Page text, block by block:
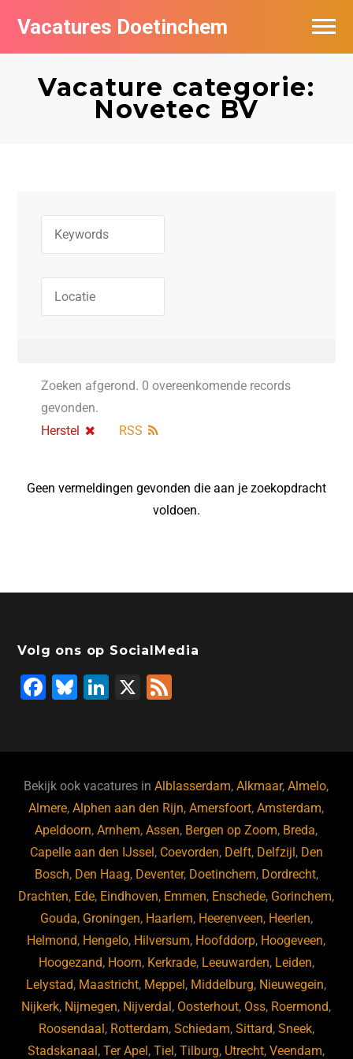
Vacatures Doetinchem
Vacature categorie:
Novetec BV
Zoeken afgerond. 0 overeenkomende records
gevonden.
Herstel
RSS
Geen vermeldingen gevonden die aan je zoekopdracht
voldoen.
Volg ons op SocialMedia
F
b
o
o
k
Bl
ky
Li
dI
n
X
Bekijk ook vacatures inAlblasserdam,Alkmaar,Almelo,
Almere,Alphen aan den Rijn,Amersfoort,Amsterdam,
Apeldoorn,Arnhem,Assen, Bergen op Zoom, Breda,
Capelle aan den IJssel , Coevorden, Delft, Delfzijl , Den
Bosch, Den Haag, Deventer, Doetinchem, Dordrecht,
Drachten, Ede, Eindhoven, Emmen, Enschede, Gorinchem,
Gouda, Groningen, Haarlem, Heerenveen, Heerlen,
Helmond, Hengelo, Hilversum, Hoofddorp, Hoogeveen,
Hoogezand, Hoorn, Kerkrade, Leeuwarden, Leiden,
Lelystad, Maastricht, Meppel , Middelburg, Nieuwegein,
Nijkerk, Nijmegen, Nijverdal , Oosterhout, Oss, Roermond,
Roosendaal , Rotterdam, Schiedam, Sittard, Sneek,
Stadskanaal ,Ter Apel ,Tiel ,Tilburg, Utrecht,Veendam,
Vacatures per bedrijf
De populairste vacatures in Doetinchem